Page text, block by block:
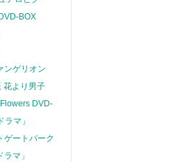
BOX
ンゲリオン
花より男子
DVD-
ラマ」
ゲートパーク
ラマ」